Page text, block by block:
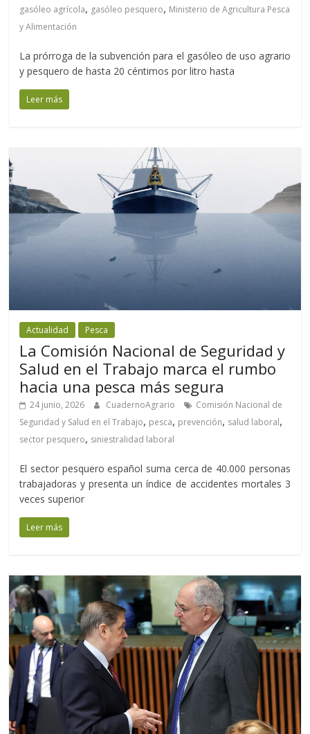
gasóleo agrícola, gasóleo pesquero, Ministerio de Agricultura Pesca
y Alimentación
La prórroga de la subvención para el gasóleo de uso agrario
y pesquero de hasta 20 céntimos por litro hasta
Leer más
Actualidad Pesca
La Comisión Nacional de Seguridad y
Salud en el Trabajo marca el rumbo
hacia una pesca más segura
24 junio, 2026 CuadernoAgrario
Comisión Nacional de
Seguridad y Salud en el Trabajo, pesca, prevención, salud laboral,
sector pesquero, siniestralidad laboral
El sector pesquero español suma cerca de 40.000 personas
trabajadoras y presenta un índice de accidentes mortales 3
veces superior
Leer más